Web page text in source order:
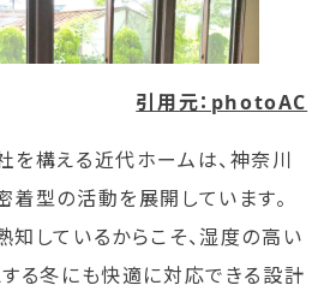
引用元：photoAC
構える近代ホームは、神奈川
型の活動を展開しています。
しているからこそ、湿度の高い
る冬にも快適に対応できる設計